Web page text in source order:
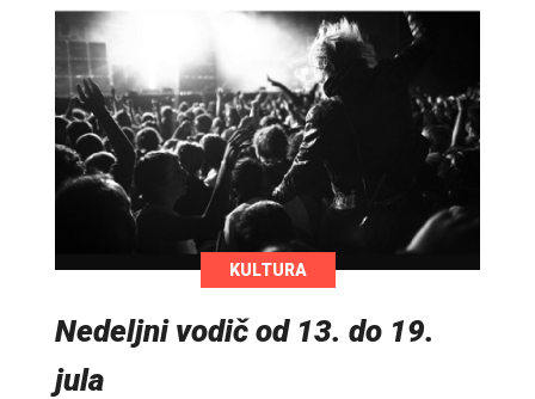
KULTURA
Nedeljni vodič od 13. do 19.
jula